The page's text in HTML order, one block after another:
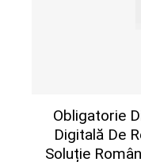
Obligatorie
Digitală De
Soluție